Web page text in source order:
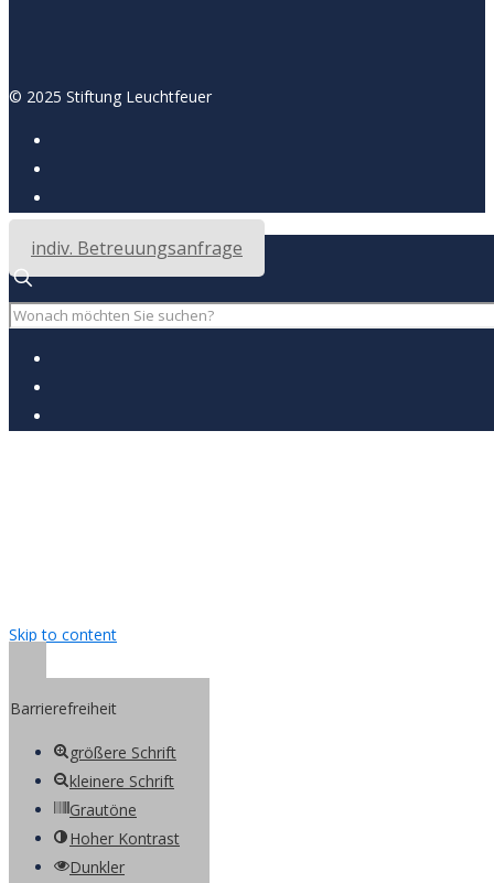
© 2025 Stiftung Leuchtfeuer
indiv. Betreuungsanfrage
Skip to content
Barrierefreiheit
größere Schrift
kleinere Schrift
Grautöne
Hoher Kontrast
Dunkler